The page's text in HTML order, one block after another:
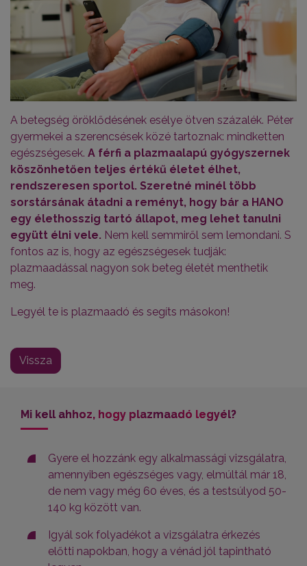
A betegség öröklődésének esélye ötven százalék. Péter
gyermekei a szerencsések közé tartoznak: mindketten
egészségesek. A férfi a plazmaalapú gyógyszernek
köszönhetően teljes értékű életet élhet,
rendszeresen sportol. Szeretné minél több
sorstársának átadni a reményt, hogy bár a HANO
egy élethosszig tartó állapot, meg lehet tanulni
együtt élni vele. Nem kell semmiről sem lemondani. S
fontos az is, hogy az egészségesek tudják:
plazmaadással nagyon sok beteg életét menthetik
meg.
Legyél te is plazmaadó és segíts másokon!
Vissza
Mi kell ahhoz, hogy plazmaadó legyél?
Gyere el hozzánk egy alkalmassági vizsgálatra,
amennyiben egészséges vagy, elmúltál már 18,
de nem vagy még 60 éves, és a testsúlyod 50-
140 kg között van.
Igyál sok folyadékot a vizsgálatra érkezés
előtti napokban, hogy a vénád jól tapintható